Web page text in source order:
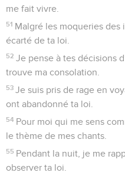
me fait vivre.
51 Malgré les moqueries des
écarté de ta loi.
52 Je pense à tes décisions
trouve ma consolation.
53 Je suis pris de rage en
ont abandonné ta loi.
54 Pour moi qui me sens
le thème de mes chants.
55 Pendant la nuit, je me
observer ta loi.